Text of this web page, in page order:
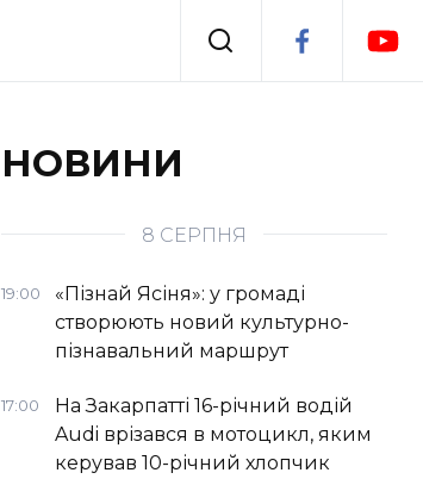
Події
НОВИНИ
8 СЕРПНЯ
19:00
«Пізнай Ясіня»: у громаді
створюють новий культурно-
пізнавальний маршрут
17:00
На Закарпатті 16-річний водій
Audi врізався в мотоцикл, яким
керував 10-річний хлопчик